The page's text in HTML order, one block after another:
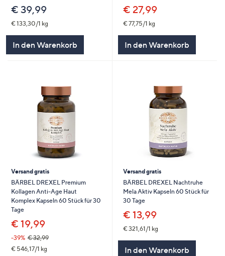
€ 39,99
€ 133,30/1 kg
In den Warenkorb
€ 27,99
€ 77,75/1 kg
In den Warenkorb
Versand gratis
BÄRBEL DREXEL Premium
Kollagen Anti-Age Haut
Komplex Kapseln 60 Stück für 30
Tage
€ 19,99
-39% € 32,99
€ 546,17/1 kg
Versand gratis
BÄRBEL DREXEL Nachtruhe
Mela Aktiv Kapseln 60 Stück für
30 Tage
€ 13,99
€ 321,61/1 kg
In den Warenkorb